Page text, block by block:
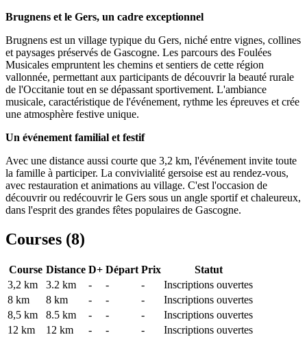
Brugnens et le Gers, un cadre exceptionnel
Brugnens est un village typique du Gers, niché entre vignes, collines
et paysages préservés de Gascogne. Les parcours des Foulées
Musicales empruntent les chemins et sentiers de cette région
vallonnée, permettant aux participants de découvrir la beauté rurale
de l'Occitanie tout en se dépassant sportivement. L'ambiance
musicale, caractéristique de l'événement, rythme les épreuves et crée
une atmosphère festive unique.
Un événement familial et festif
Avec une distance aussi courte que 3,2 km, l'événement invite toute
la famille à participer. La convivialité gersoise est au rendez-vous,
avec restauration et animations au village. C'est l'occasion de
découvrir ou redécouvrir le Gers sous un angle sportif et chaleureux,
dans l'esprit des grandes fêtes populaires de Gascogne.
Courses (8)
Course Distance D+ Départ Prix
Statut
3,2 km
3.2 km - - -
Inscriptions ouvertes
8 km
8 km - - -
Inscriptions ouvertes
8,5 km
8.5 km - - -
Inscriptions ouvertes
12 km
12 km - - -
Inscriptions ouvertes